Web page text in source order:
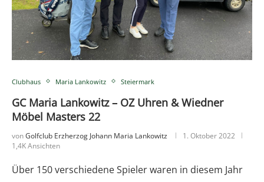
Clubhaus Maria Lankowitz Steiermark
GC Maria Lankowitz – OZ Uhren & Wiedner
Möbel Masters 22
vonGolfclub Erzherzog Johann Maria Lankowitz
1. Oktober 2022
1,4K Ansichten
Über 150 verschiedene Spieler waren in diesem Jahr